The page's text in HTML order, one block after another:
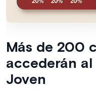
Más de 200
accederán al
Joven